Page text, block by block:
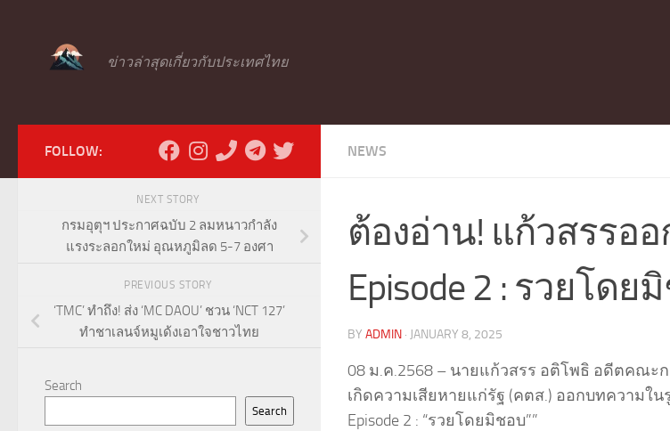
ข่าวล่าสุดเกี่ยวกับประเทศไทย
NEWS
ต้องอ่าน! แก้วสรรอ
Episode 2 : รวยโดย
BY ADMIN · JANUARY 8, 2025
08 ม.ค.2568 – นายแก้วสรร อติโพธิ อดีตคณะ
เกิดความเสียหายแก่รัฐ (คตส.) ออกบทความใน
Episode 2 : “รวยโดยมิชอบ””
FOLLOW:
NEXT STORY
กรมอุตุฯ ประกาศฉบับ 2 ลมหนาวกำลัง
แรงระลอกใหม่ อุณหภูมิลด 5-7 องศา
PREVIOUS STORY
‘TMC’ ทำถึง! ส่ง ‘MC DAOU’ ชวน ‘NCT 127’
ทำชาเลนจ์หมูเด้งเอาใจชาวไทย
Search
Search